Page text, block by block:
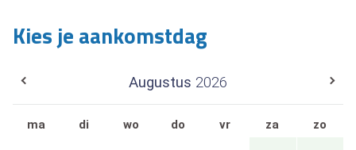
Kies je aankomstdag
Augustus 2026
ma di wo do vr za zo